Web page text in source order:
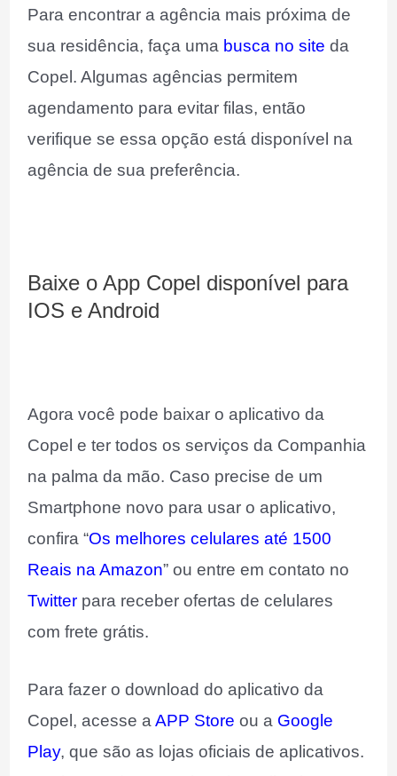
Para encontrar a agência mais próxima de
sua residência, faça uma busca no site da
Copel. Algumas agências permitem
agendamento para evitar filas, então
verifique se essa opção está disponível na
agência de sua preferência.
Baixe o App Copel disponível para
IOS e Android
Agora você pode baixar o aplicativo da
Copel e ter todos os serviços da Companhia
na palma da mão. Caso precise de um
Smartphone novo para usar o aplicativo,
confira “Os melhores celulares até 1500
Reais na Amazon” ou entre em contato no
Twitterpara receber ofertas de celulares
com frete grátis.
Para fazer o download do aplicativo da
Copel, acesse aAPP Store ou a Google
Play, que são as lojas oficiais de aplicativos.